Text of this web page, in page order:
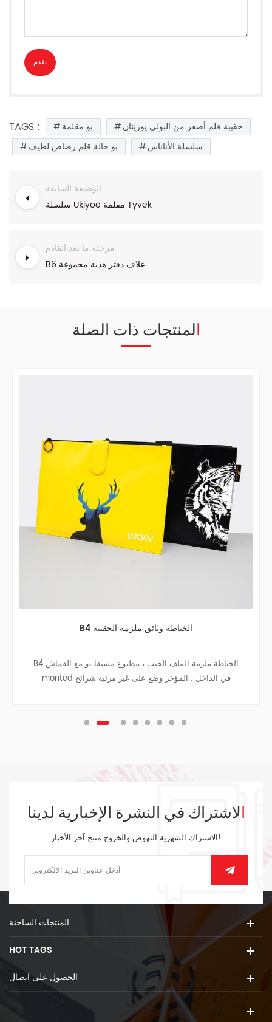
TAGS : بو مقلمة
حقيبة قلم أصفر من البولي يوريثان
بو حالة قلم رصاص لطيف
سلسلة الأناناس
الوظيفة السابقة
سلسلة Ukiyoe مقلمة Tyvek
مرحلة ما بعد القادم
B6 غلاف دفتر هدية مجموعة
المنتجات ذات الصلة
B4 الخياطة وثائق ملزمة الحقيبة
B4 الخياطة ملزمة الملف الجيب ، مطبوع مسبقا بو مع القماش
monted في الداخل ، المؤخر وضع على غير مرئية شرائح
الاشتراك في النشرة الإخبارية لدينا
الاشتراك الشهرية النهوض والخروج منتج آخر الأخبار!
المنتجات الساخنة
HOT TAGS
الحصول على اتصال